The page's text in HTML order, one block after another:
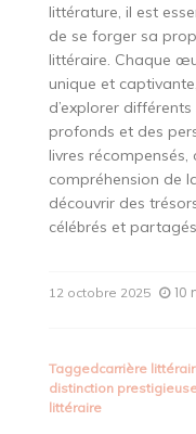
littérature, il est
de se forger sa
littéraire. Chaque
unique et
d’explorer
profonds et des
livres
compréhension de
découvrir des
célébrés et
12 octobre 2025 10
Taggedcarrière
distinction
littéraire